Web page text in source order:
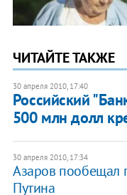
ЧИТАЙТЕ ТАКЖЕ
30 апреля 2010, 17:40
Российский
500 млн долл
30 апреля 2010, 17:34
Азаров пообещал
Путина